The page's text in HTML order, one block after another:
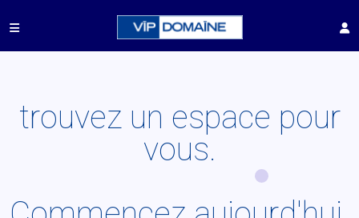
trouvez un espace pour
vous.